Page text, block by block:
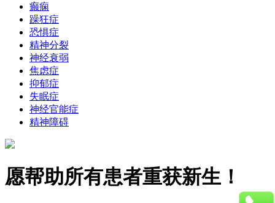
癫痫
躁狂症
恐惧症
精神分裂
神经衰弱
焦虑症
抑郁症
失眠症
神经官能症
精神障碍
愿帮助所有患者重获新生！